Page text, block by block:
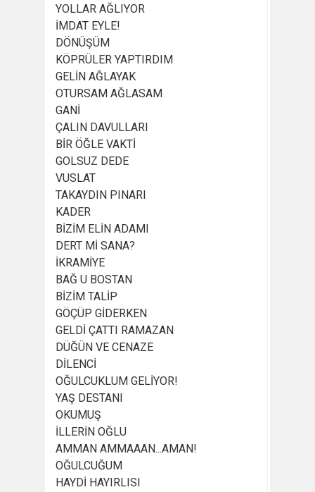
YOLLAR AĞLIYOR
İMDAT EYLE!
DÖNÜŞÜM
KÖPRÜLER YAPTIRDIM
GELİN AĞLAYAK
OTURSAM AĞLASAM
GANİ
ÇALIN DAVULLARI
BİR ÖĞLE VAKTİ
GOLSUZ DEDE
VUSLAT
TAKAYDIN PINARI
KADER
BİZİM ELİN ADAMI
DERT Mİ SANA?
İKRAMİYE
BAĞ U BOSTAN
BİZİM TALİP
GÖÇÜP GİDERKEN
GELDİ ÇATTI RAMAZAN
DÜĞÜN VE CENAZE
DİLENCİ
OĞULCUKLUM GELİYOR!
YAŞ DESTANI
OKUMUŞ
İLLERİN OĞLU
AMMAN AMMAAAN...AMAN!
OĞULCUĞUM
HAYDİ HAYIRLISI